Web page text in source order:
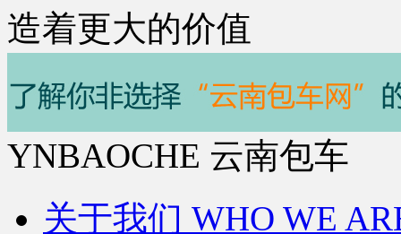
造着更大的价值
YNBAOCHE 云南包车
关于我们 WHO WE